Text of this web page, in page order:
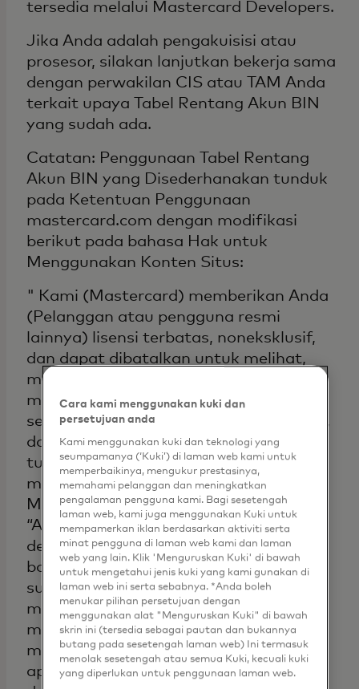
tersedia melalui Mastercard Developers.
Jika Anda adalah pengakuisisi atau
prosesor, silakan lanjutkan bekerja sama
dengan perwakilan CIS atau TAM Anda
terkait upaya Tabel Rentang Akun BIN
yang sudah ada.
Catatan: Penggunaan Tabel Rentang
Akun BIN yang Disederhanakan tunduk
pada Ketentuan Penggunaan
mastercard.com dengan modifikasi
berikut pada bahasa Hak untuk
Menggunakan Konten Situs:
" Kami (Mastercard) memberikan Anda
(Pelanggan atau pengguna resmi
lainnya) lisensi terbatas, noneksklusif,
dan dapat dibatalkan untuk melihat,
membagikan, mencetak, atau
mengunduh Konten apa pun,
sebagaimana didefinisikan di bawah ini,
dari Situs Mastercard ini untuk tujuan
tunggal menyediakan dan/atau
mendukung Aktivitas bermerek
Mastercard (sebagaimana istilah
“Aktivitas” didefinisikan dalam bagian
definisiAturan Mastercard). Anda tidak
boleh melisensikan, memberikan
sublisensi, menerbitkan,
mendistribusikan, menyalin,
mereproduksi dalam bentuk apa pun,
menjual atau mentransfer dengan cara
apa pun, atau membuat karya turunan
Cara kami menggunakan kuki dan
persetujuan anda
Kami menggunakan kuki dan teknologi yang
seumpamanya (‘Kuki’) di laman web kami untuk
memperbaikinya, mengukur prestasinya,
memahami pelanggan dan meningkatkan
pengalaman pengguna kami. Bagi sesetengah
laman web, kami juga menggunakan Kuki untuk
mempamerkan iklan berdasarkan aktiviti serta
minat pengguna di laman web kami dan laman
web yang lain. Klik 'Menguruskan Kuki' di bawah
untuk mengetahui jenis kuki yang kami gunakan di
laman web ini serta sebabnya. *Anda boleh
menukar pilihan persetujuan dengan
menggunakan alat "Menguruskan Kuki" di bawah
skrin ini (tersedia sebagai pautan dan bukannya
butang pada sesetengah laman web) Ini termasuk
menolak sesetengah atau semua Kuki, kecuali kuki
yang diperlukan untuk penggunaan laman web.